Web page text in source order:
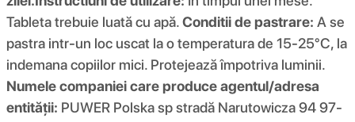
Tableta trebuie luată cu apă.Conditii de pastrare: A se
pastra intr-un loc uscat la o temperatura de 15-25°C, la
indemana copiilor mici. Protejează împotriva luminii.
Numele companiei care produce agentul/adresa
entității: PUWER Polska sp stradă Narutowicza 94 97-